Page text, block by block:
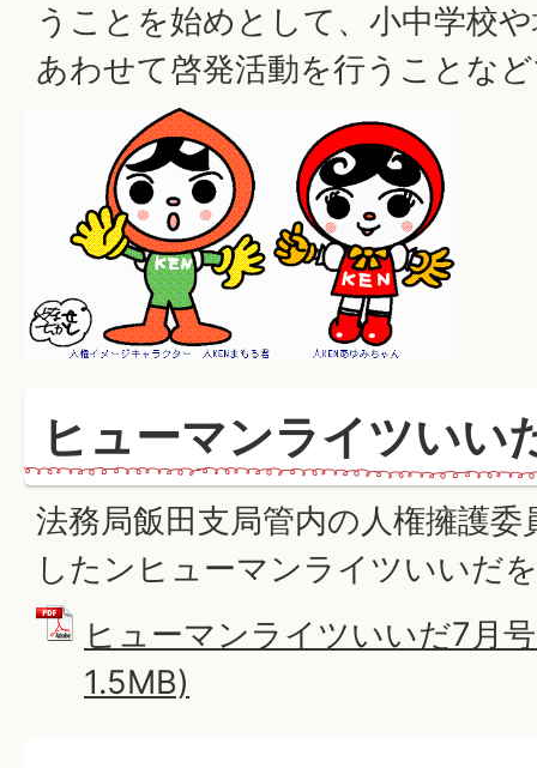
うことを始めとして、小中学校
あわせて啓発活動を行うことな
ヒューマンライツいい
法務局飯田支局管内の人権擁護
したンヒューマンライツいいだ
ヒューマンライツいいだ7月
1.5MB)